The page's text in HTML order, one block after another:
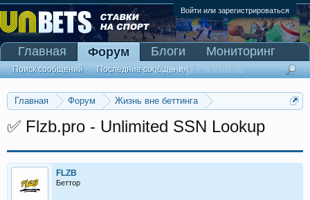
Войти или зарегистрироваться
Главная Форум
Жизнь вне беттинга
✅ Flzb.pro - Unlimited SSN Lookup
FLZB
Беттор
Главная Форум
Поиск сообщений Последние сообщения
Блоги
Мониторинг
Сканер Pinnacle